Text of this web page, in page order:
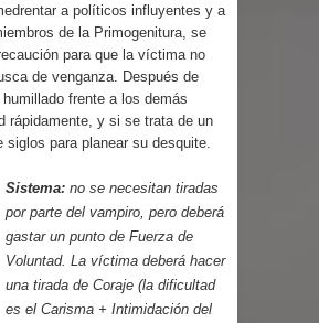
a políticos influyentes y a
de la Primogenitura, se
para que la víctima no
de venganza. Después de
frente a los demás
rápidamente, y si se trata de un
siglos para planear su desquite.
Sistema: no se necesitan tiradas
por parte del vampiro, pero deberá
gastar un punto de Fuerza de
Voluntad. La víctima deberá hacer
una tirada de Coraje (la dificultad
es el Carisma + Intimidación del